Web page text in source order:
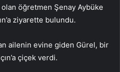
öğretmen Şenay Aybüke
ziyarette bulundu.
ailenin evine giden Gürel, bir
çiçek verdi.